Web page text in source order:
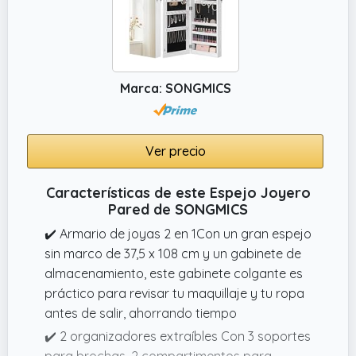
tu belleza en el espejo
Marca: SONGMICS
Ver precio
Características de este Espejo Joyero
Pared de SONGMICS
✔️ Armario de joyas 2 en 1Con un gran espejo
sin marco de 37,5 x 108 cm y un gabinete de
almacenamiento, este gabinete colgante es
práctico para revisar tu maquillaje y tu ropa
antes de salir, ahorrando tiempo
✔️ 2 organizadores extraíbles Con 3 soportes